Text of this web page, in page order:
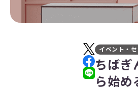
開発
イベント・
ちばぎ
ら始